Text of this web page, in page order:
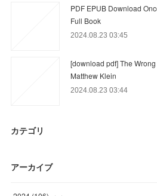
PDF EPUB Download
Full Book
2024.08.23 03:45
[download pdf] The
Matthew Klein
2024.08.23 03:44
カテゴリ
アーカイブ